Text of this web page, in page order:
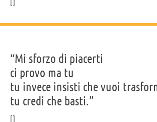
“Mi sforzo di piacerti
ci provo ma tu
tu invece insisti che vuoi
tu credi che basti.”